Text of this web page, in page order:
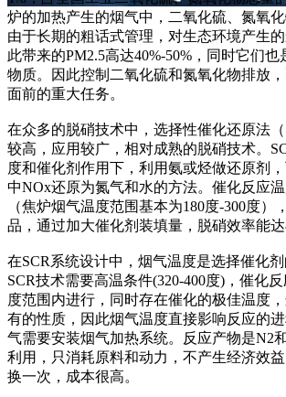
炉的加热产生的烟气中，二氧化硫、氮氧化
由于长期的粗话式管理，对生态环境产生
此带来的PM2.5高达40%-50%，同时它们
物质。因此控制二氧化硫和氮氧化物排放
面前的重大任务。
在众多的脱硝技术中，选择性催化还原法
较高，应用较广，相对成熟的脱硝技术。
度和催化剂作用下，利用氨或烃做还原剂
中NOx还原为氮气和水的方法。催化反应温
（焦炉烟气温度范围基本为180度-300度）
品，通过加大催化剂装填量，脱硝效率能达
在SCR系统设计中，烟气温度是选择催化剂
SCR技术需要高温条件(320-400度)，催化
度范围内进行，同时存在催化的极佳温度
有的性质，因此烟气温度直接影响反应的
气需要安装烟气加热系统。反应产物是N2
利用，只消耗原料和动力，不产生经济效
换一次，成本很高。